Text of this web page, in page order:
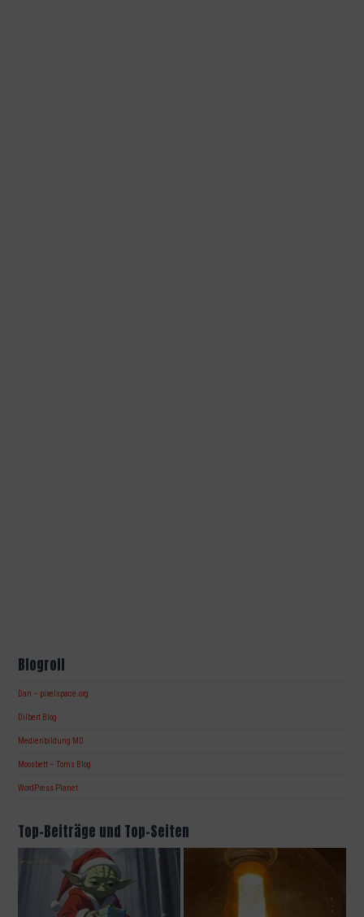
Blogroll
Dan – pixelspace.org
Dilbert Blog
Medienbildung MD
Moosbett – Toms Blog
WordPress Planet
Top-Beiträge und Top-Seiten